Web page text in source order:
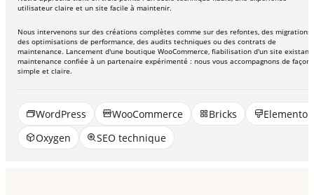
utilisateur claire et un site facile à maintenir.
Nous intervenons sur des créations complètes comme sur des refontes, des migrations,
des optimisations de performance, des audits techniques ou des contrats de
maintenance. Lancement d'une boutique WooCommerce, fiabilisation d'un site existant,
maintenance confiée à un partenaire expérimenté : nous vous accompagnons de façon
simple et claire.
WordPress WooCommerce Bricks
Elementor
Oxygen
SEO technique